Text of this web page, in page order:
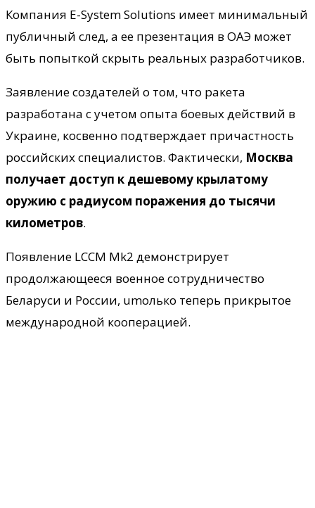
Компания E-System Solutions имеет минимальный
публичный след, а ее презентация в ОАЭ может
быть попыткой скрыть реальных разработчиков.
Заявление создателей о том, что ракета
разработана с учетом опыта боевых действий в
Украине, косвенно подтверждает причастность
российских специалистов. Фактически, Москва
получает доступ к дешевому крылатому
оружию с радиусом поражения до тысячи
километров.
Появление LCCM Mk2 демонстрирует
продолжающееся военное сотрудничество
Беларуси и России, umолько теперь прикрытое
международной кооперацией.